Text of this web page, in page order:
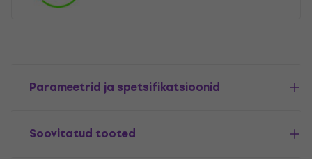
Parameetrid ja spetsifikatsioonid
Soovitatud tooted